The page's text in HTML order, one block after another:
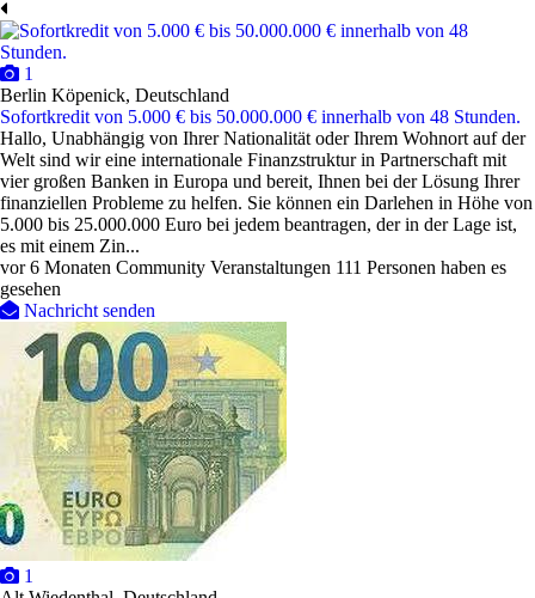
1
Berlin Köpenick, Deutschland
Sofortkredit von 5.000 € bis 50.000.000 € innerhalb von 48 Stunden.
Hallo, Unabhängig von Ihrer Nationalität oder Ihrem Wohnort auf der
Welt sind wir eine internationale Finanzstruktur in Partnerschaft mit
vier großen Banken in Europa und bereit, Ihnen bei der Lösung Ihrer
finanziellen Probleme zu helfen. Sie können ein Darlehen in Höhe von
5.000 bis 25.000.000 Euro bei jedem beantragen, der in der Lage ist,
es mit einem Zin...
vor 6 Monaten Community Veranstaltungen 111 Personen haben es
gesehen
Nachricht senden
1